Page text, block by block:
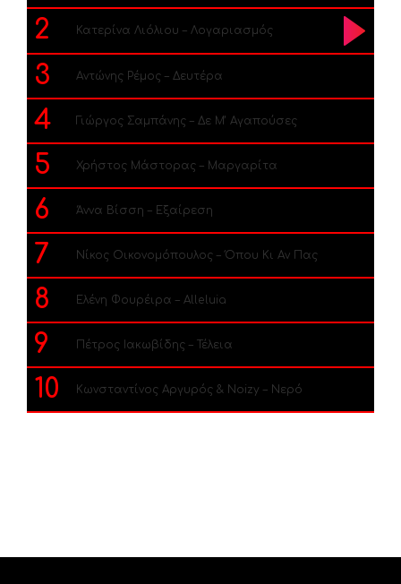
2 Κατερίνα Λιόλιου – Λογαριασμός
3 Αντώνης Ρέμος – Δευτέρα
4 Γιώργος Σαμπάνης – Δε Μ’ Αγαπούσες
5 Χρήστος Μάστορας – Μαργαρίτα
6 Άννα Βίσση – Εξαίρεση
7 Νίκος Οικονομόπουλος – Όπου Κι Αν Πας
8 Ελένη Φουρέιρα – Alleluia
9 Πέτρος Ιακωβίδης – Τέλεια
10 Κωνσταντίνος Αργυρός & Noizy – Νερό